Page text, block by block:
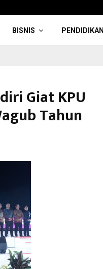
BISNIS PENDIDIKAN
Giat KPU
Tahun